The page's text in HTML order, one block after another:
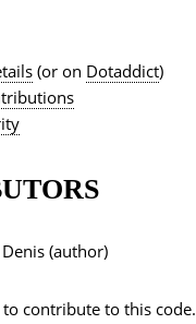
(or on Dotaddict)
(author)
contribute to this code.